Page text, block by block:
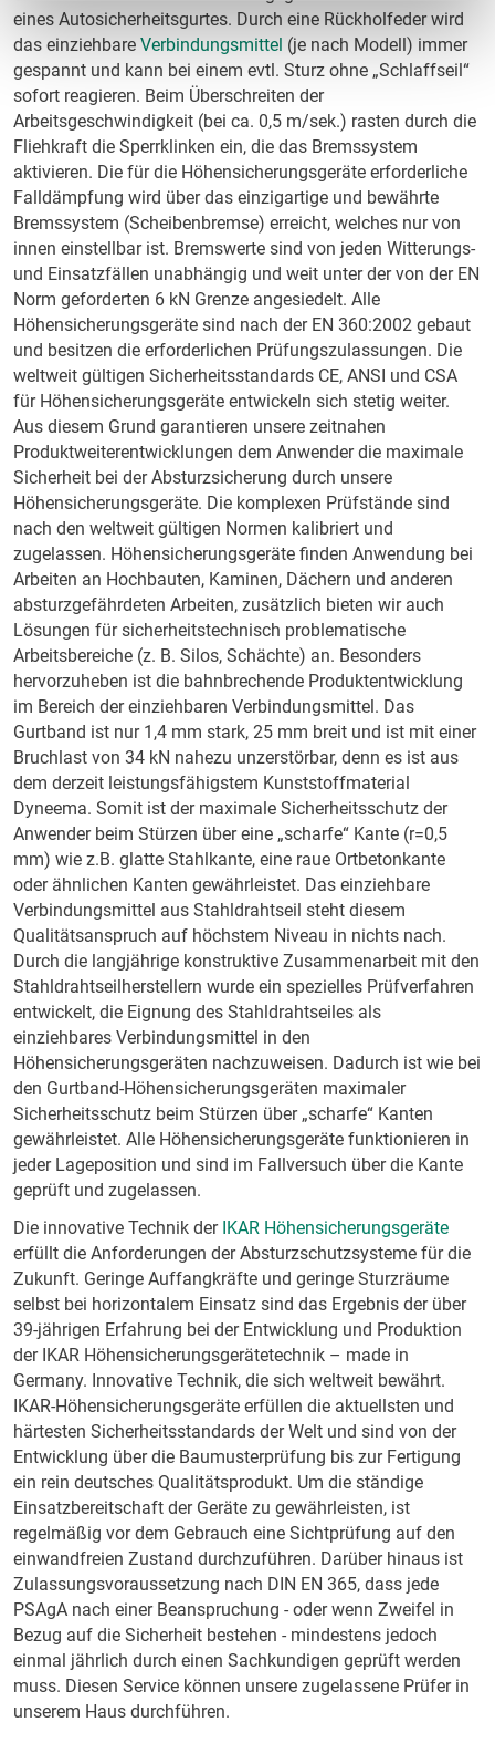
eines Autosicherheitsgurtes. Durch eine Rückholfeder wird
das einziehbare Verbindungsmittel (je nach Modell) immer
gespannt und kann bei einem evtl. Sturz ohne „Schlaffseil“
sofort reagieren. Beim Überschreiten der
Arbeitsgeschwindigkeit (bei ca. 0,5 m/sek.) rasten durch die
Fliehkraft die Sperrklinken ein, die das Bremssystem
aktivieren. Die für die Höhensicherungsgeräte erforderliche
Falldämpfung wird über das einzigartige und bewährte
Bremssystem (Scheibenbremse) erreicht, welches nur von
innen einstellbar ist. Bremswerte sind von jeden Witterungs-
und Einsatzfällen unabhängig und weit unter der von der EN
Norm geforderten 6 kN Grenze angesiedelt. Alle
Höhensicherungsgeräte sind nach der EN 360:2002 gebaut
und besitzen die erforderlichen Prüfungszulassungen. Die
weltweit gültigen Sicherheitsstandards CE, ANSI und CSA
für Höhensicherungsgeräte entwickeln sich stetig weiter.
Aus diesem Grund garantieren unsere zeitnahen
Produktweiterentwicklungen dem Anwender die maximale
Sicherheit bei der Absturzsicherung durch unsere
Höhensicherungsgeräte. Die komplexen Prüfstände sind
nach den weltweit gültigen Normen kalibriert und
zugelassen. Höhensicherungsgeräte finden Anwendung bei
Arbeiten an Hochbauten, Kaminen, Dächern und anderen
absturzgefährdeten Arbeiten, zusätzlich bieten wir auch
Lösungen für sicherheitstechnisch problematische
Arbeitsbereiche (z. B. Silos, Schächte) an. Besonders
hervorzuheben ist die bahnbrechende Produktentwicklung
im Bereich der einziehbaren Verbindungsmittel. Das
Gurtband ist nur 1,4 mm stark, 25 mm breit und ist mit einer
Bruchlast von 34 kN nahezu unzerstörbar, denn es ist aus
dem derzeit leistungsfähigstem Kunststoffmaterial
Dyneema. Somit ist der maximale Sicherheitsschutz der
Anwender beim Stürzen über eine „scharfe“ Kante (r=0,5
mm) wie z.B. glatte Stahlkante, eine raue Ortbetonkante
oder ähnlichen Kanten gewährleistet. Das einziehbare
Verbindungsmittel aus Stahldrahtseil steht diesem
Qualitätsanspruch auf höchstem Niveau in nichts nach.
Durch die langjährige konstruktive Zusammenarbeit mit den
Stahldrahtseilherstellern wurde ein spezielles Prüfverfahren
entwickelt, die Eignung des Stahldrahtseiles als
einziehbares Verbindungsmittel in den
Höhensicherungsgeräten nachzuweisen. Dadurch ist wie bei
den Gurtband-Höhensicherungsgeräten maximaler
Sicherheitsschutz beim Stürzen über „scharfe“ Kanten
gewährleistet. Alle Höhensicherungsgeräte funktionieren in
jeder Lageposition und sind im Fallversuch über die Kante
geprüft und zugelassen.
Die innovative Technik der IKAR Höhensicherungsgeräte
erfüllt die Anforderungen der Absturzschutzsysteme für die
Zukunft. Geringe Auffangkräfte und geringe Sturzräume
selbst bei horizontalem Einsatz sind das Ergebnis der über
39-jährigen Erfahrung bei der Entwicklung und Produktion
der IKAR Höhensicherungsgerätetechnik – made in
Germany. Innovative Technik, die sich weltweit bewährt.
IKAR-Höhensicherungsgeräte erfüllen die aktuellsten und
härtesten Sicherheitsstandards der Welt und sind von der
Entwicklung über die Baumusterprüfung bis zur Fertigung
ein rein deutsches Qualitätsprodukt. Um die ständige
Einsatzbereitschaft der Geräte zu gewährleisten, ist
regelmäßig vor dem Gebrauch eine Sichtprüfung auf den
einwandfreien Zustand durchzuführen. Darüber hinaus ist
Zulassungsvoraussetzung nach DIN EN 365, dass jede
PSAgA nach einer Beanspruchung - oder wenn Zweifel in
Bezug auf die Sicherheit bestehen - mindestens jedoch
einmal jährlich durch einen Sachkundigen geprüft werden
muss. Diesen Service können unsere zugelassene Prüfer in
unserem Haus durchführen.